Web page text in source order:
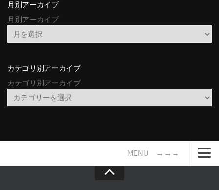
月別アーカイブ
月別アーカイブ
カテゴリ別アーカイブ
カテゴリ別アーカイブ
MENU →→→